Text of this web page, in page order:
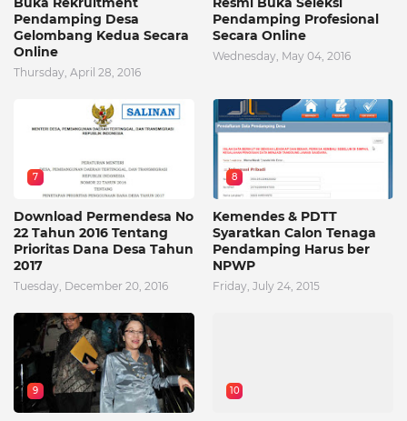
Pendamping Desa
Gelombang Kedua Secara
Online
Thursday, April 28, 2016
Pendamping Profesional
Secara Online
Wednesday, May 04, 2016
7
Download Permendesa No
22 Tahun 2016 Tentang
Prioritas Dana Desa Tahun
2017
Tuesday, December 20, 2016
8
Kemendes & PDTT
Syaratkan Calon Tenaga
Pendamping Harus ber
NPWP
Friday, July 24, 2015
9 10